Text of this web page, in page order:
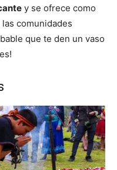
y se ofrece como
comunidades
que te den un vaso